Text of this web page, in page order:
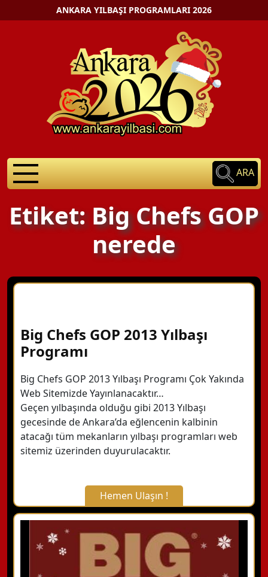
ANKARA YILBAŞI PROGRAMLARI 2026
ARA
Etiket: Big Chefs GOP
nerede
Big Chefs GOP 2013 Yılbaşı
Programı
Big Chefs GOP 2013 Yılbaşı Programı Çok Yakında
Web Sitemizde Yayınlanacaktır…
Geçen yılbaşında olduğu gibi 2013 Yılbaşı
gecesinde de Ankara’da eğlencenin kalbinin
atacağı tüm mekanların yılbaşı programları web
sitemiz üzerinden duyurulacaktır.
Hemen Ulaşın !
X Kapat
WhatsApp ile Bilgi Alın